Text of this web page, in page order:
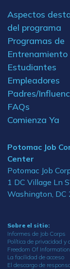
Aspectos
del programa
Programas de
Entrenamiento
Estudiantes
Empleadores
Padres/
FAQs
Comienza Ya
Potomac Job
Center
Potomac Job
1 DC Village Ln
Washington, DC
Sobre el sitio:
Informes de Job Corps
Política de privacidad
Freedom Of
La facilidad de acceso
El descargo de